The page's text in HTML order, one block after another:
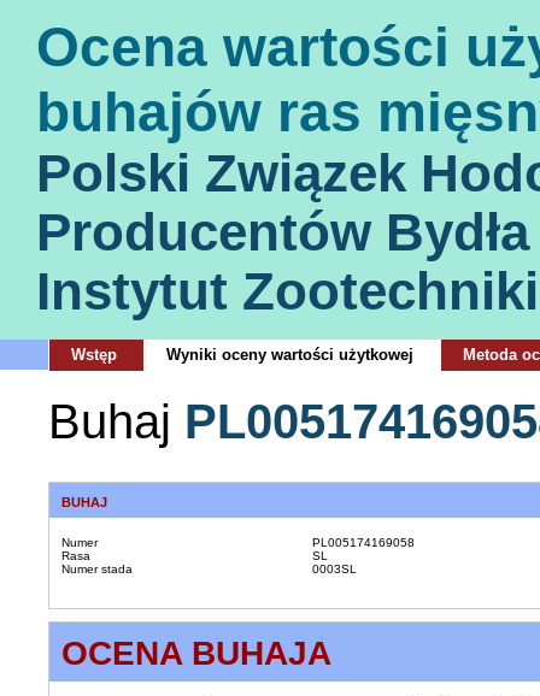
Ocena wartości
buhajów ras
Polski Związek
Producentów
Instytut
Wstęp Wyniki oceny wartości użytkowej Metoda
Buhaj
BUHAJ
Numer
PL005174169058
Rasa
SL
Numer stada
0003SL
OCENA BUHAJA